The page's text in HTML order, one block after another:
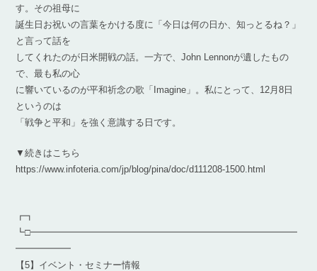
す。その祖母に
誕生日お祝いの言葉をかける度に「今日は何の日か、知っとるね？」
と言って話を
してくれたのが日米開戦の話。一方で、John Lennonが遺したもの
で、最も私の心
に響いているのが平和祈念の歌「Imagine」。私にとって、12月8日
というのは
「戦争と平和」を強く意識する日です。
▼続きはこちら
https://www.infoteria.com/jp/blog/pina/doc/d111208-1500.html
┏┓
┗□━━━━━━━━━━━━━━━━━━━━━━━━━━━━━
━━━━━━
【5】イベント・セミナー情報